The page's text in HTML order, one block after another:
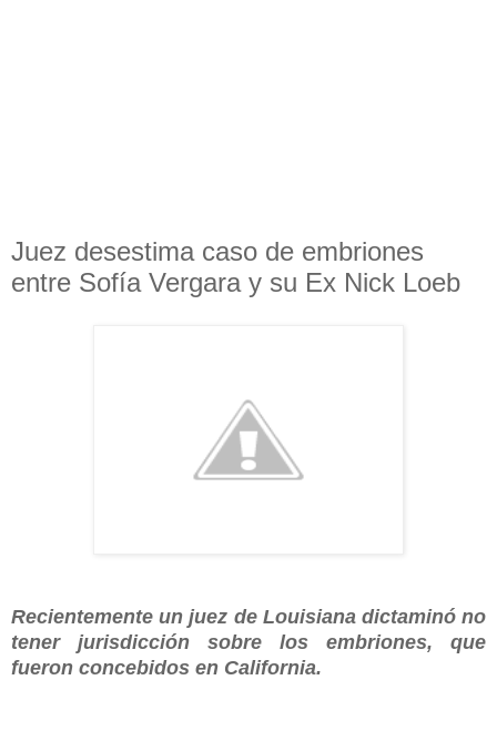
Juez desestima caso de embriones
entre Sofía Vergara y su Ex Nick Loeb
Recientemente un juez de Louisiana dictaminó no
tener jurisdicción sobre los embriones, que
fueron concebidos en California.